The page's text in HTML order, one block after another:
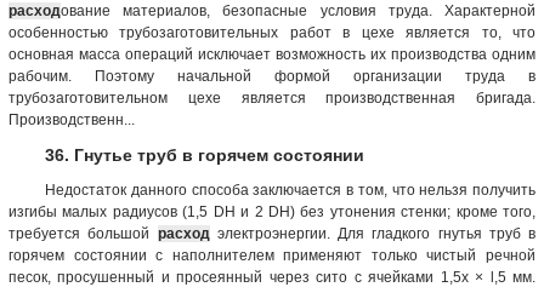
расходование материалов, безопасные условия труда. Характерной
особенностью трубозаготовительных работ в цехе является то, что
основная масса операций исключает возможность их производства одним
рабочим. Поэтому начальной формой организации труда в
трубозаготовительном цехе является производственная бригада.
Производственн...
36. Гнутье труб в горячем состоянии
Недостаток данного способа заключается в том, что нельзя получить
изгибы малых радиусов (1,5 DH и 2 DH) без утонения стенки; кроме того,
требуется большой расход электроэнергии. Для гладкого гнутья труб в
горячем состоянии с наполнителем применяют только чистый речной
песок, просушенный и просеянный через сито с ячейками 1,5х × l,5 мм.